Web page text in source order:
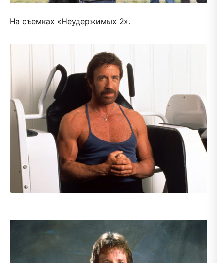
На съемках «Неудержимых 2».